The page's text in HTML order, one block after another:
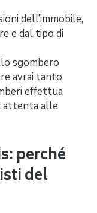
dell’immobile,
e dal tipo di
sgombero
avrai tanto
effettua
attenta alle
perché
del